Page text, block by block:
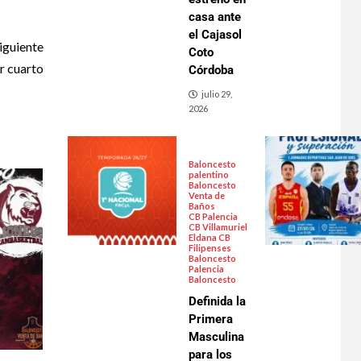
cuarto
casa ante
el Cajasol
Coto
Córdoba
julio 29,
2026
Baloncesto
palentino
Baloncesto
Venta de
Baños
CB Palencia
CB Villamuriel
Eldana CB
Filipenses
Baloncesto
Palencia
Baloncesto
Definida la
Primera
Masculina
para los